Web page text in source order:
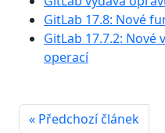
GitLab 17.8: Nové
GitLab 17.7.2: Nové
operací
« Předchozí článek